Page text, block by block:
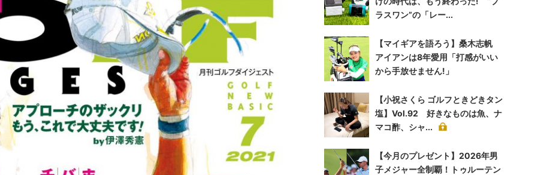
ラスワン”の「レー...
【マイギアを語ろう】桑木志帆
アイアンは8年愛用「打感がいい
から手放せません!」
【小祝さくら ゴルフときどきタン
塩】Vol.92 好きなものは魚、ナ
マコ酢、シャ...
【今月のプレゼント】2026年男
子メジャー全制覇！トゥルーテン